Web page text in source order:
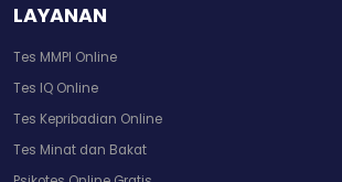
LAYANAN
Tes MMPI Online
Tes IQ Online
Tes Kepribadian Online
Tes Minat dan Bakat